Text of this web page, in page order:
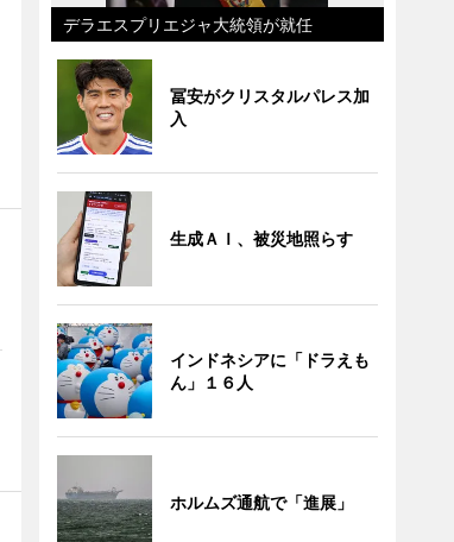
デラエスプリエジャ大統領が就任
冨安がクリスタルパレス加
入
生成ＡＩ、被災地照らす
インドネシアに「ドラえも
ん」１６人
ホルムズ通航で「進展」